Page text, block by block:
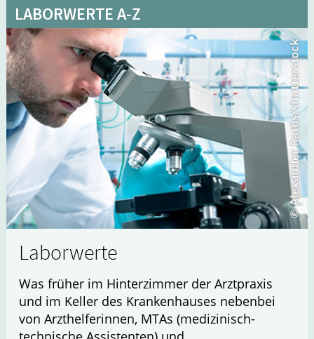
LABORWERTE A-Z
Laborwerte
Was früher im Hinterzimmer der Arztpraxis
und im Keller des Krankenhauses nebenbei
von Arzthelferinnen, MTAs (medizinisch-